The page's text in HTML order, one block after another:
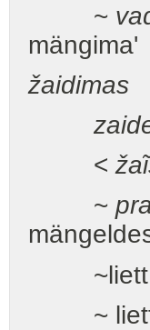
~
mängima'
žaidimas
<žaĩ
~
~